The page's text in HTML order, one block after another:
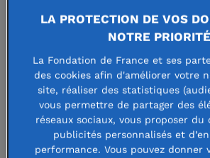
C’est pour venir en aide à ces enfants
donateurs fidèles sur plusieurs actions :
victimes de maladie, les enfants en
et notamment de mal-logement, les
scolaire. En agissant dans tous les
la Fondation de France apporte une
LA PROTECTION DE VOS
NOTRE PRIORITÉ
La Fondation de France et ses
des cookies afin d'améliorer votre
site, réaliser des statistiques
vous permettre de partager des
réseaux sociaux, vous proposer
publicités personnalisés et
performance. Vous pouvez donner